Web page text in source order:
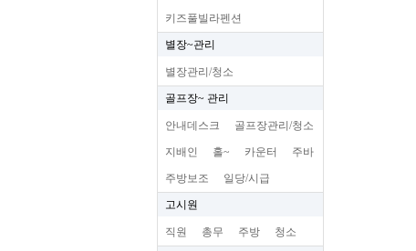
키즈풀빌라펜션
별장~관리
별장관리/청소
골프장~ 관리
안내데스크 골프장관리/청소
지배인 홀~ 카운터 주바
주방보조 일당/시급
고시원
직원 총무 주방 청소